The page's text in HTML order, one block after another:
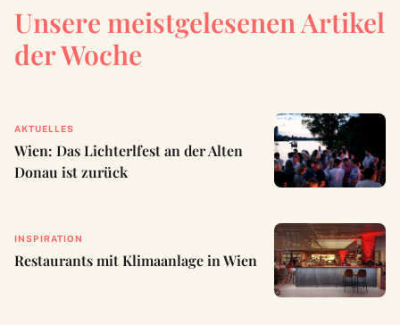
Unsere meistgelesenen Artikel
der Woche
AKTUELLES
Wien: Das Lichterlfest an der Alten
Donau ist zurück
INSPIRATION
Restaurants mit Klimaanlage in Wien